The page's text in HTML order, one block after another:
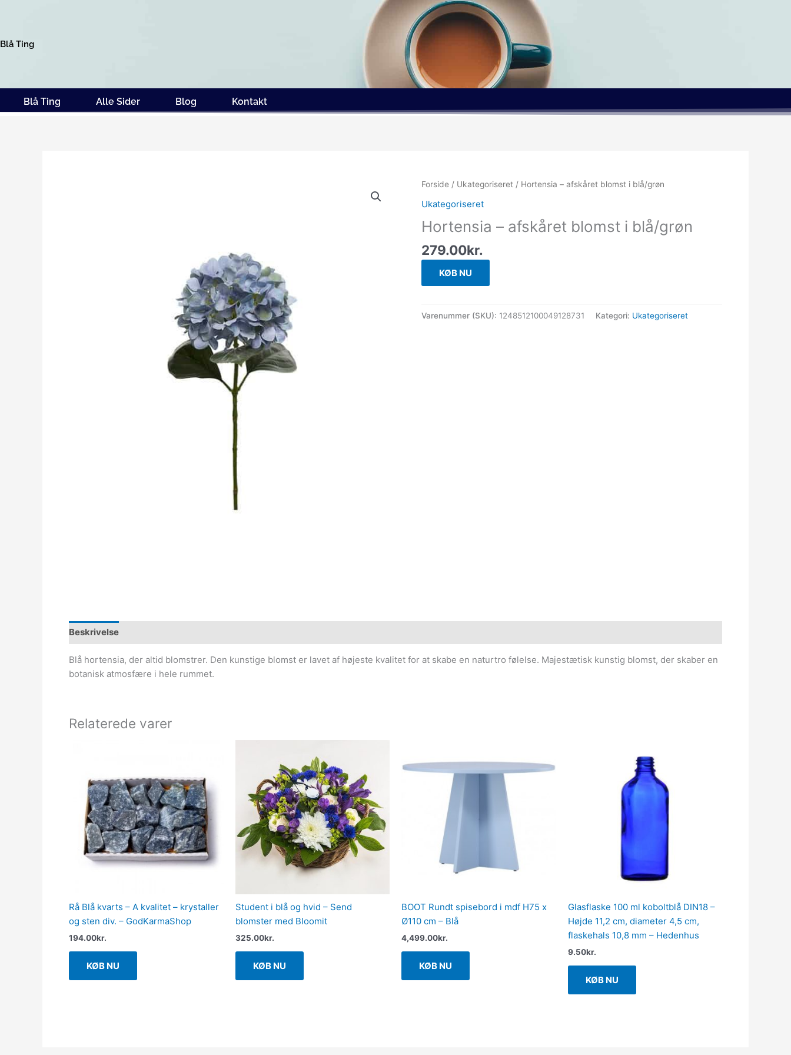
Blå Ting
Blå Ting Alle Sider Blog Kontakt
Forside / Ukategoriseret / Hortensia – afskåret blomst i blå/grøn
Ukategoriseret
Hortensia – afskåret blomst i blå/grøn
279.00kr.
KØB NU
Varenummer (SKU): 1248512100049128731 Kategori: Ukategoriseret
Beskrivelse
Blå hortensia, der altid blomstrer. Den kunstige blomst er lavet af højeste kvalitet for at skabe en naturtro følelse. Majestætisk kunstig blomst, der skaber en
botanisk atmosfære i hele rummet.
Relaterede varer
Rå Blå kvarts – A kvalitet – krystaller
og sten div. – GodKarmaShop
194.00kr.
KØB NU
Student i blå og hvid – Send
blomster med Bloomit
325.00kr.
KØB NU
BOOT Rundt spisebord i mdf H75 x
Ø110 cm – Blå
4,499.00kr.
KØB NU
Glasflaske 100 ml koboltblå DIN18 –
Højde 11,2 cm, diameter 4,5 cm,
flaskehals 10,8 mm – Hedenhus
9.50kr.
KØB NU